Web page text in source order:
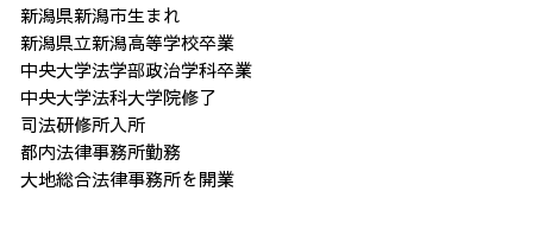
新潟県新潟市生まれ
新潟県立新潟高等学校卒業
中央大学法学部政治学科卒業
中央大学法科大学院修了
司法研修所入所
都内法律事務所勤務
大地総合法律事務所を開業